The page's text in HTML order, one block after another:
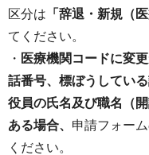
区分は 「辞退・新規（
てください。
・ 医療機関コードに変
話番号、標ぼうしてい
役員の氏名及び職名（
ある場合、 申請フォー
ください。